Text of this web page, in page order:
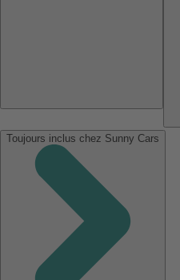
Toujours inclus chez Sunny Cars